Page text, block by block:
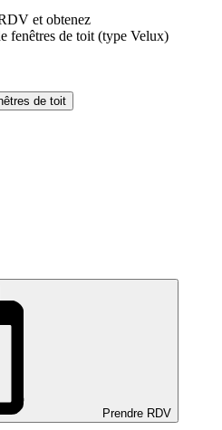
et obtenez
fenêtres de toit (type Velux)
de toit
Prendre RDV